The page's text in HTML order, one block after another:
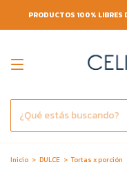
PRODUCTOS 100% LIBRES
Inicio > DULCE > Tortas x porción